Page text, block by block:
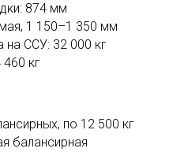
874 мм
1 150–1 350 мм
на ССУ: 32 000 кг
кг
по 12 500 кг
балансирная